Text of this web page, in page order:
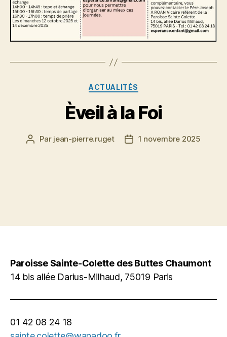
Catégories
ACTUALITÉS
Èveil à la Foi
Auteur
Par jean-pierre.ruget
Date1 novembre 2025
Paroisse Sainte-Colette des Buttes Chaumont
14 bis allée Darius-Milhaud, 75019 Paris
01 42 08 24 18